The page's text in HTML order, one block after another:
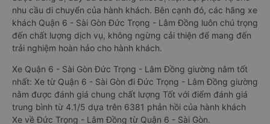
Những nhà xe đi Đức Trọng - Lâm Đồng từ Quận 6 - Sài Gòn
đều sở hữu những xe giường nằm chất lượng cao. Trên xe
được trang bị đầy đủ các trang thiết bị hiện đại phục vụ cho
nhu cầu di chuyển của hành khách. Bên cạnh đó, các hãng xe
khách Quận 6 - Sài Gòn Đức Trọng - Lâm Đồng luôn chú trọng
đến chất lượng dịch vụ, không ngừng cải thiện để mang đến
trải nghiệm hoàn hảo cho hành khách.
Xe Quận 6 - Sài Gòn Đức Trọng - Lâm Đồng giường nằm tốt